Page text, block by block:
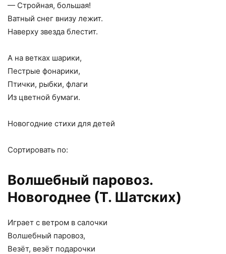
— Стройная, большая!
Ватный снег внизу лежит.
Наверху звезда блестит.
А на ветках шарики,
Пестрые фонарики,
Птички, рыбки, флаги
Из цветной бумаги.
Новогодние стихи для детей
Сортировать по:
Волшебный паровоз.
Новогоднее (Т. Шатских)
Играет с ветром в салочки
Волшебный паровоз,
Везёт, везёт подарочки